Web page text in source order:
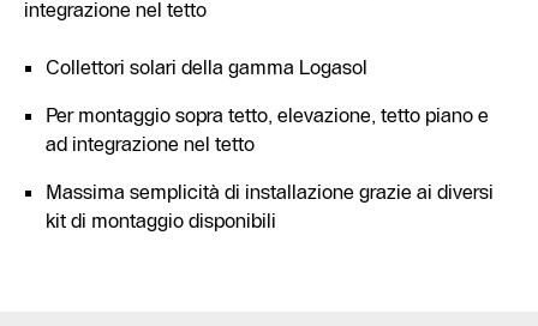
integrazione nel tetto
Collettori solari della gamma Logasol
Per montaggio sopra tetto, elevazione, tetto piano e
ad integrazione nel tetto
Massima semplicità di installazione grazie ai diversi
kit di montaggio disponibili